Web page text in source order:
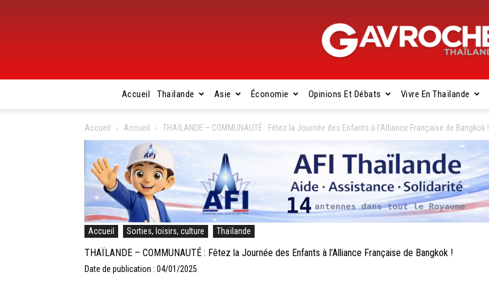
Gavroche
Thaïlande
Accueil Thaïlande Asie Économie Opinions Et Débats Vivre En Thaïlande
Accueil Accueil THAÏLANDE – COMMUNAUTÉ : Fêtez la Journée des Enfants à l’Alliance Française de Bangkok !
Accueil Sorties, loisirs, culture Thaïlande
THAÏLANDE – COMMUNAUTÉ : Fêtez la Journée des Enfants à l’Alliance Française de Bangkok !
Date de publication : 04/01/2025